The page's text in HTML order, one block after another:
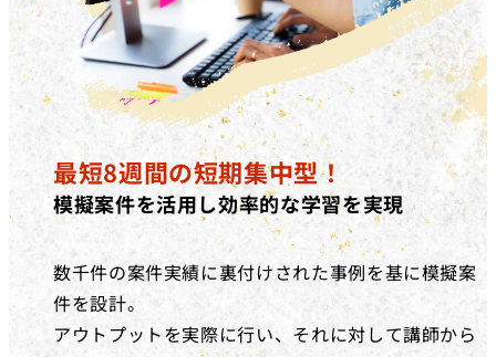
最短8週間の短期集中型！
模擬案件を活用し効率的な学習を実現
数千件の案件実績に裏付けされた事例を基に模擬案
件を設計。
アウトプットを実際に行い、それに対して講師から